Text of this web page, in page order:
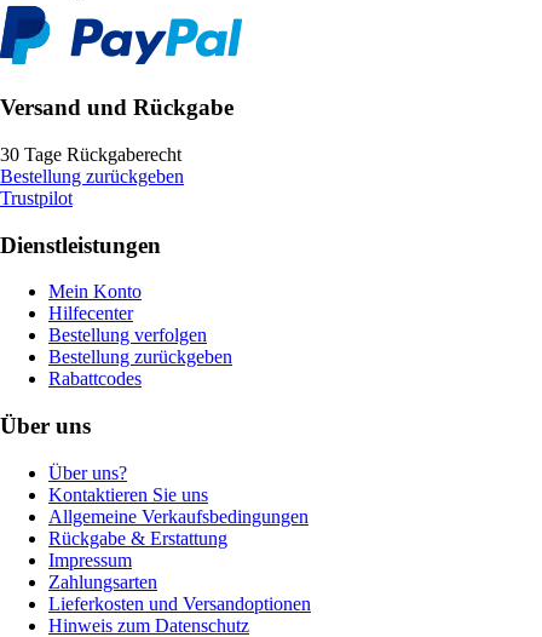
Versand und Rückgabe
30 Tage Rückgaberecht
Bestellung zurückgeben
Trustpilot
Dienstleistungen
Mein Konto
Hilfecenter
Bestellung verfolgen
Bestellung zurückgeben
Rabattcodes
Über uns
Über uns?
Kontaktieren Sie uns
Allgemeine Verkaufsbedingungen
Rückgabe & Erstattung
Impressum
Zahlungsarten
Lieferkosten und Versandoptionen
Hinweis zum Datenschutz